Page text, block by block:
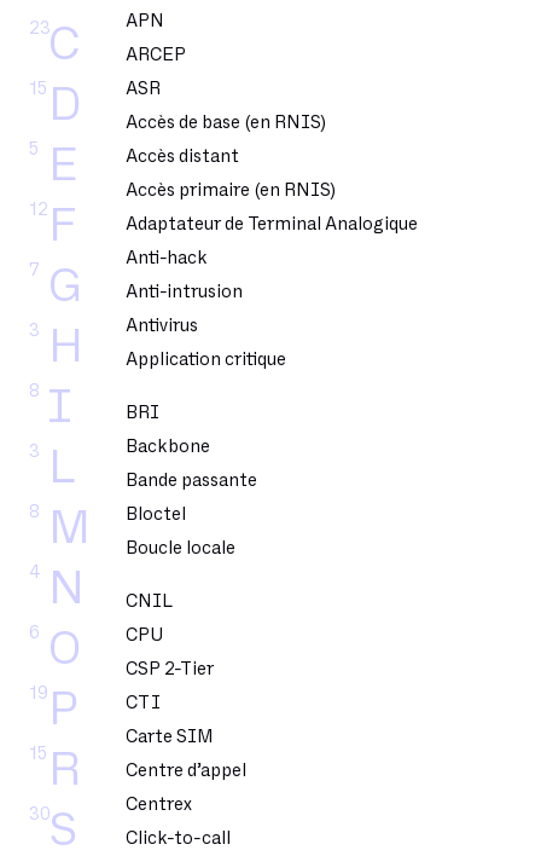
C
23
D
15
E
5
F
12
G
7
H
3
I
8
L
3
M
8
N
4
O
6
P
19
R
15
S
30
APN
ARCEP
ASR
Accès de base (en RNIS)
Accès distant
Accès primaire (en RNIS)
Adaptateur de Terminal Analogique
Anti-hack
Anti-intrusion
Antivirus
Application critique
BRI
Backbone
Bande passante
Bloctel
Boucle locale
CNIL
CPU
CSP 2-Tier
CTI
Carte SIM
Centre d’appel
Centrex
Click-to-call